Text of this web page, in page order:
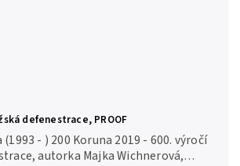
defenestrace, PROOF
- ) 200 Koruna 2019 - 600. výročí
autorka Majka Wichnerová,